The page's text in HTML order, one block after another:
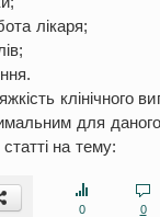
лікаря;
клінічного
для
на тему:
0
0